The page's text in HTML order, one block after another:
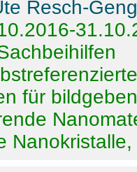
Resch-
für